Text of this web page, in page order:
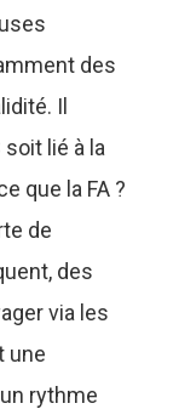
des
Il
lié à la
que la FA ?
de
des
via les
une
rythme